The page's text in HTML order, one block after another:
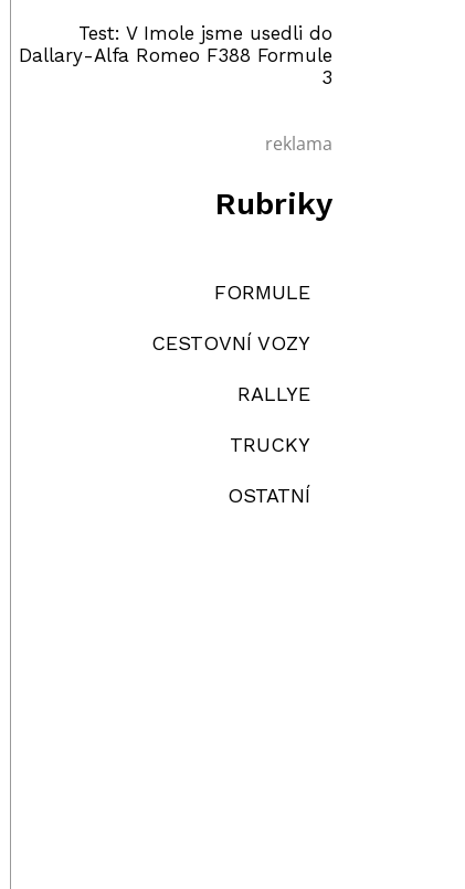
Test: V Imole jsme usedli do
Dallary-Alfa Romeo F388 Formule
3
reklama
Rubriky
FORMULE
CESTOVNÍ VOZY
RALLYE
TRUCKY
OSTATNÍ